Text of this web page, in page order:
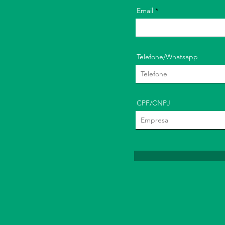
Email
Telefone/Whatsapp
CPF/CNPJ